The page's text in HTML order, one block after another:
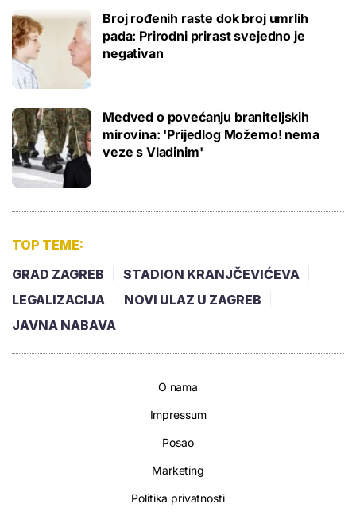
Broj rođenih raste dok broj umrlih
pada: Prirodni prirast svejedno je
negativan
Medved o povećanju braniteljskih
mirovina: 'Prijedlog Možemo! nema
veze s Vladinim'
TOP TEME:
GRAD ZAGREB
STADION KRANJČEVIĆEVA
LEGALIZACIJA
NOVI ULAZ U ZAGREB
JAVNA NABAVA
O nama
Impressum
Posao
Marketing
Politika privatnosti